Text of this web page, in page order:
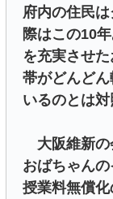
府内の住民
際はこの10
を充実させ
帯がどんど
いるのとは対
大阪維新の
おばちゃん
授業料無償